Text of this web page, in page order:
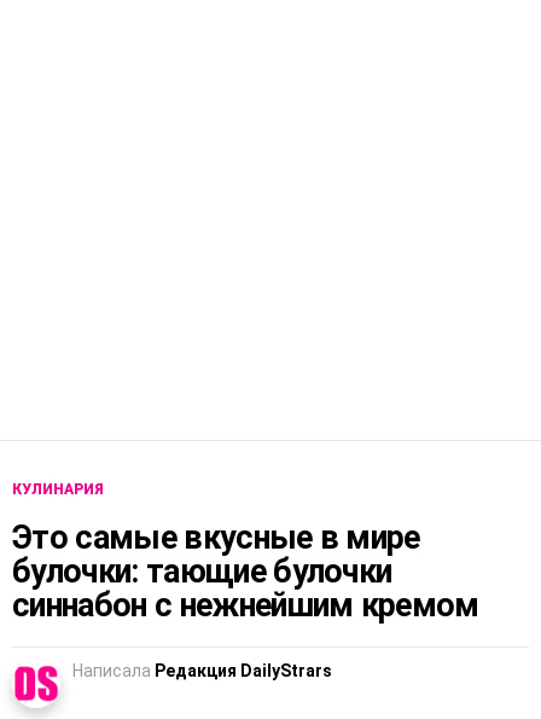
КУЛИНАРИЯ
Это самые вкусные в мире
булочки: тающие булочки
синнабон с нежнейшим кремом
Написала Редакция DailyStrars